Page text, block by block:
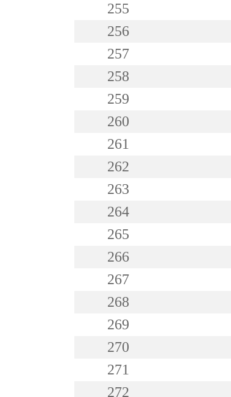
255
256
257
258
259
260
261
262
263
264
265
266
267
268
269
270
271
272